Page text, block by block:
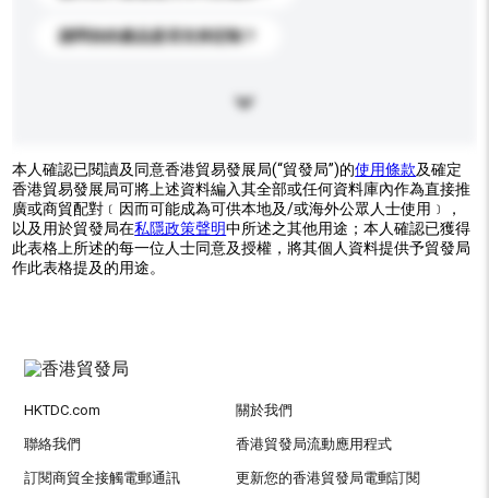
請問你的產品是否支持定制？
本人確認已閱讀及同意香港貿易發展局(“貿發局”)的使用條款及確定
香港貿易發展局可將上述資料編入其全部或任何資料庫內作為直接推
廣或商貿配對﹝因而可能成為可供本地及/或海外公眾人士使用﹞，
以及用於貿發局在私隱政策聲明中所述之其他用途；本人確認已獲得
此表格上所述的每一位人士同意及授權，將其個人資料提供予貿發局
作此表格提及的用途。
HKTDC.com 關於我們
聯絡我們 香港貿發局流動應用程式
訂閱商貿全接觸電郵通訊 更新您的香港貿發局電郵訂閱